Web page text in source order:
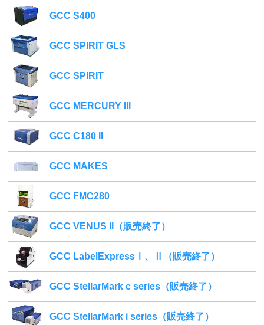
GCC S400
GCC SPIRIT GLS
GCC SPIRIT
GCC MERCURY III
GCC C180 II
GCC MAKES
GCC FMC280
GCC VENUS II（販売終了）
GCC LabelExpressⅠ、Ⅱ（販売終了）
GCC StellarMark c series（販売終了）
GCC StellarMark i series（販売終了）